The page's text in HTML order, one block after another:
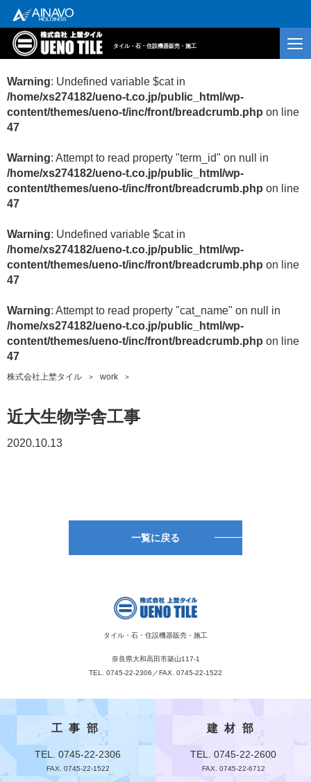
タイル・石・住設機器販売・施工
Warning: Undefined variable $cat in
/home/xs274182/ueno-t.co.jp/public_html/wp-
content/themes/ueno-t/inc/front/breadcrumb.php on line
47
Warning: Attempt to read property "term_id" on null in
/home/xs274182/ueno-t.co.jp/public_html/wp-
content/themes/ueno-t/inc/front/breadcrumb.php on line
47
Warning: Undefined variable $cat in
/home/xs274182/ueno-t.co.jp/public_html/wp-
content/themes/ueno-t/inc/front/breadcrumb.php on line
47
Warning: Attempt to read property "cat_name" on null in
/home/xs274182/ueno-t.co.jp/public_html/wp-
content/themes/ueno-t/inc/front/breadcrumb.php on line
47
株式会社上埜タイル work
近大生物学舎工事
2020.10.13
一覧に戻る
タイル・石・住設機器販売・施工
奈良県大和高田市築山117-1
TEL. 0745-22-2306／FAX. 0745-22-1522
工事部
TEL. 0745-22-2306
FAX. 0745-22-1522
建材部
TEL. 0745-22-2600
FAX. 0745-22-6712